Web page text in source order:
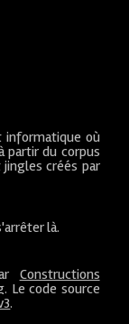
informatique où
partir du corpus
créés par
là.
Constructions
. Le code source
.